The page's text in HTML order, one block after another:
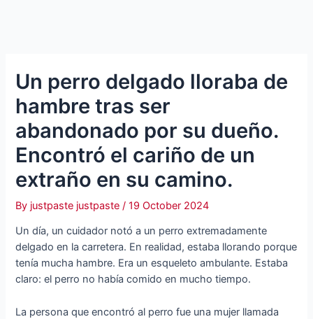
Un perro delgado lloraba de
hambre tras ser
abandonado por su dueño.
Encontró el cariño de un
extraño en su camino.
By justpaste justpaste/19 October 2024
Un día, un cuidador notó a un perro extremadamente
delgado en la carretera. En realidad, estaba llorando porque
tenía mucha hambre. Era un esqueleto ambulante. Estaba
claro: el perro no había comido en mucho tiempo.
La persona que encontró al perro fue una mujer llamada